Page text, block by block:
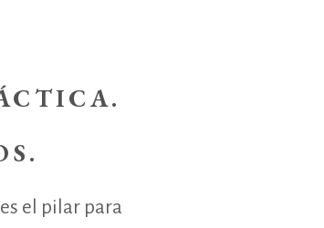
el pilar para